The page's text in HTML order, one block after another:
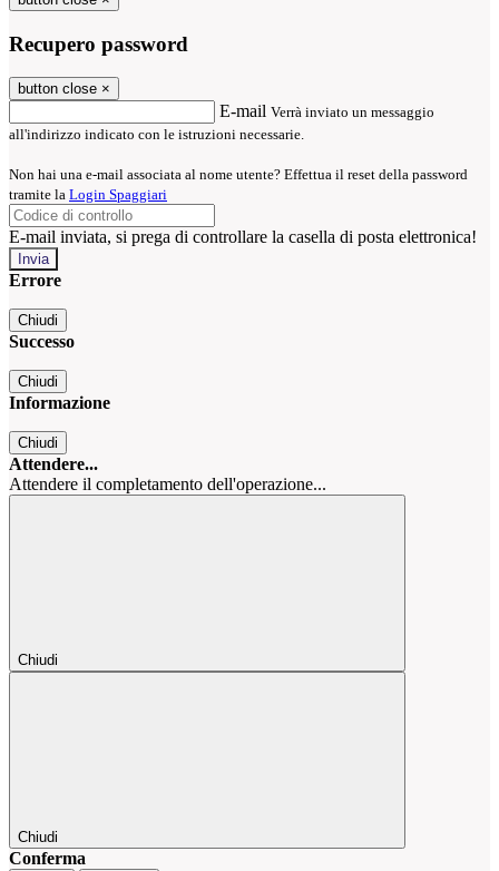
Recupero password
button close ×
E-mail Verrà inviato un messaggio
all'indirizzo indicato con le istruzioni necessarie.
Non hai una e-mail associata al nome utente? Effettua il reset della password
tramite la Login Spaggiari
E-mail inviata, si prega di controllare la casella di posta elettronica!
Errore
Chiudi
Successo
Chiudi
Informazione
Chiudi
Attendere...
Attendere il completamento dell'operazione...
Chiudi
Chiudi
Conferma